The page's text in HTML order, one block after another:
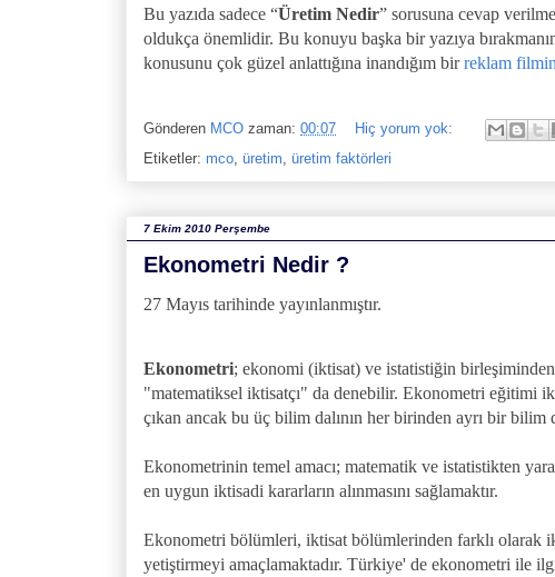
Bu yazıda sadece “Üretim Nedir” sorusuna cevap
oldukça önemlidir. Bu konuyu başka bir yazıya
konusunu çok güzel anlattığına inandığım birreklam
Gönderen MCO zaman: 00:07
Hiç yorum yok:
Etiketler: mco üretim üretim faktörleri
7 Ekim 2010 Perşembe
Ekonometri Nedir ?
27 Mayıs tarihinde yayınlanmıştır.
Ekonometri; ekonomi (iktisat) ve istatistiğin
"matematiksel iktisatçı" da denebilir. Ekonometri eğitimi
çıkan ancak bu üç bilim dalının her birinden ayrı bir bilim
Ekonometrinin temel amacı; matematik ve istatistikten
en uygun iktisadi kararların alınmasını sağlamaktır.
Ekonometri bölümleri, iktisat bölümlerinden farklı olarak
yetiştirmeyi amaçlamaktadır. Türkiye' de ekonometri ile